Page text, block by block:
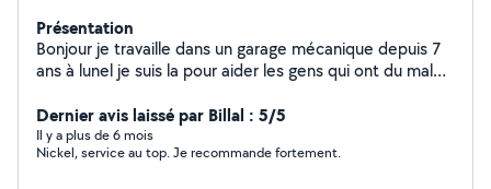
Présentation
Bonjour je travaille dans un garage mécanique depuis 7
ans à lunel je suis la pour aider les gens qui ont du mal
au garage pas dans un parking...pour les grand chantier
genre distribution embrayage vidanges ... pour les
véhicules non roulant je peu la remarque jusqua garage
Dernier avis laissé par Billal : 5/5
Il y a plus de 6 mois
Nickel, service au top. Je recommande fortement.